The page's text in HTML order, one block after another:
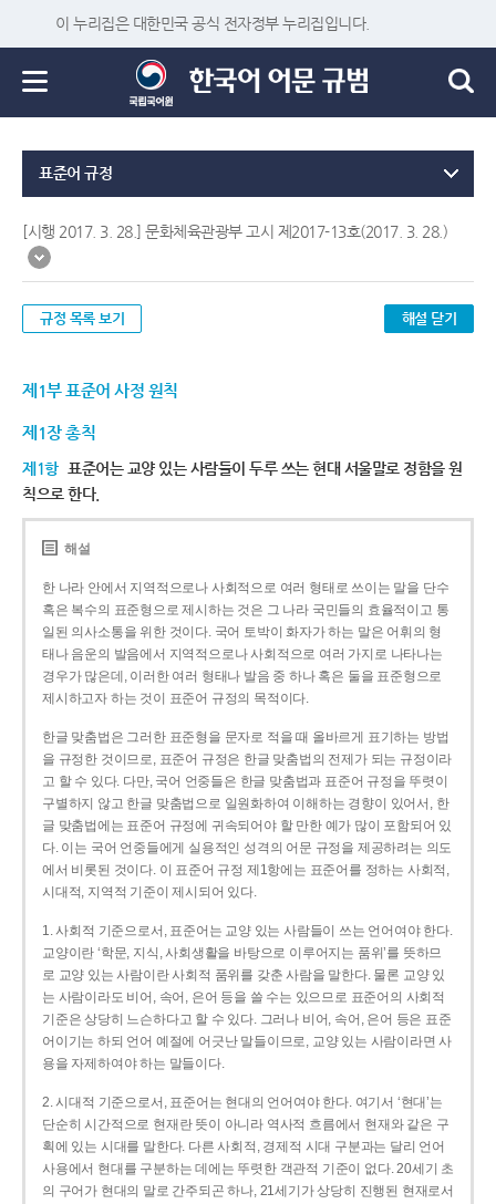
이 누리집은 대한민국 공식 전자정부 누리집입니다.
표준어 규정
[시행 2017. 3. 28.] 문화체육관광부 고시 제2017-13호(2017. 3. 28.)
규정 목록 보기 해설 닫기
제1부 표준어 사정 원칙
제1장 총칙
제1항 표준어는 교양 있는 사람들이 두루 쓰는 현대 서울말로 정함을 원
칙으로 한다.
해설
한 나라 안에서 지역적으로나 사회적으로 여러 형태로 쓰이는 말을 단수
혹은 복수의 표준형으로 제시하는 것은 그 나라 국민들의 효율적이고 통
일된 의사소통을 위한 것이다. 국어 토박이 화자가 하는 말은 어휘의 형
태나 음운의 발음에서 지역적으로나 사회적으로 여러 가지로 나타나는
경우가 많은데, 이러한 여러 형태나 발음 중 하나 혹은 둘을 표준형으로
제시하고자 하는 것이 표준어 규정의 목적이다.
한글 맞춤법은 그러한 표준형을 문자로 적을 때 올바르게 표기하는 방법
을 규정한 것이므로, 표준어 규정은 한글 맞춤법의 전제가 되는 규정이라
고 할 수 있다. 다만, 국어 언중들은 한글 맞춤법과 표준어 규정을 뚜렷이
구별하지 않고 한글 맞춤법으로 일원화하여 이해하는 경향이 있어서, 한
글 맞춤법에는 표준어 규정에 귀속되어야 할 만한 예가 많이 포함되어 있
다. 이는 국어 언중들에게 실용적인 성격의 어문 규정을 제공하려는 의도
에서 비롯된 것이다. 이 표준어 규정 제1항에는 표준어를 정하는 사회적,
시대적, 지역적 기준이 제시되어 있다.
1. 사회적 기준으로서, 표준어는 교양 있는 사람들이 쓰는 언어여야 한다.
교양이란 ‘학문, 지식, 사회생활을 바탕으로 이루어지는 품위’를 뜻하므
로 교양 있는 사람이란 사회적 품위를 갖춘 사람을 말한다. 물론 교양 있
는 사람이라도 비어, 속어, 은어 등을 쓸 수는 있으므로 표준어의 사회적
기준은 상당히 느슨하다고 할 수 있다. 그러나 비어, 속어, 은어 등은 표준
어이기는 하되 언어 예절에 어긋난 말들이므로, 교양 있는 사람이라면 사
용을 자제하여야 하는 말들이다.
2. 시대적 기준으로서, 표준어는 현대의 언어여야 한다. 여기서 ‘현대’는
단순히 시간적으로 현재란 뜻이 아니라 역사적 흐름에서 현재와 같은 구
획에 있는 시대를 말한다. 다른 사회적, 경제적 시대 구분과는 달리 언어
사용에서 현대를 구분하는 데에는 뚜렷한 객관적 기준이 없다. 20세기 초
의 구어가 현대의 말로 간주되곤 하나, 21세기가 상당히 진행된 현재로서